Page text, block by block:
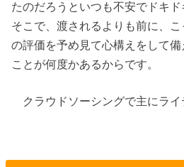
たのだろうといつも不安でドキド
そこで、渡されるよりも前に、
の評価を予め見て心構えをして
ことが何度かあるからです。
クラウドソーシングで主にラ